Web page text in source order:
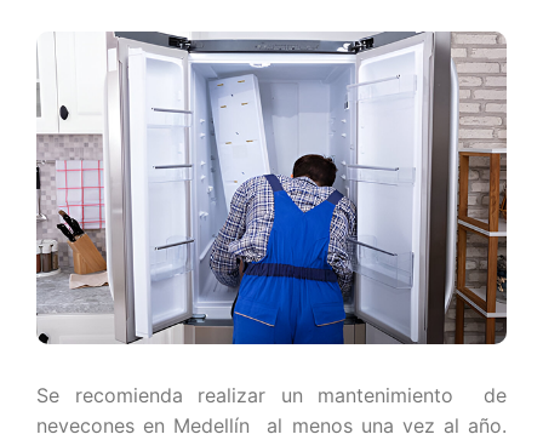
Se recomienda realizar un mantenimiento de
nevecones en Medellín al menos una vez al año.